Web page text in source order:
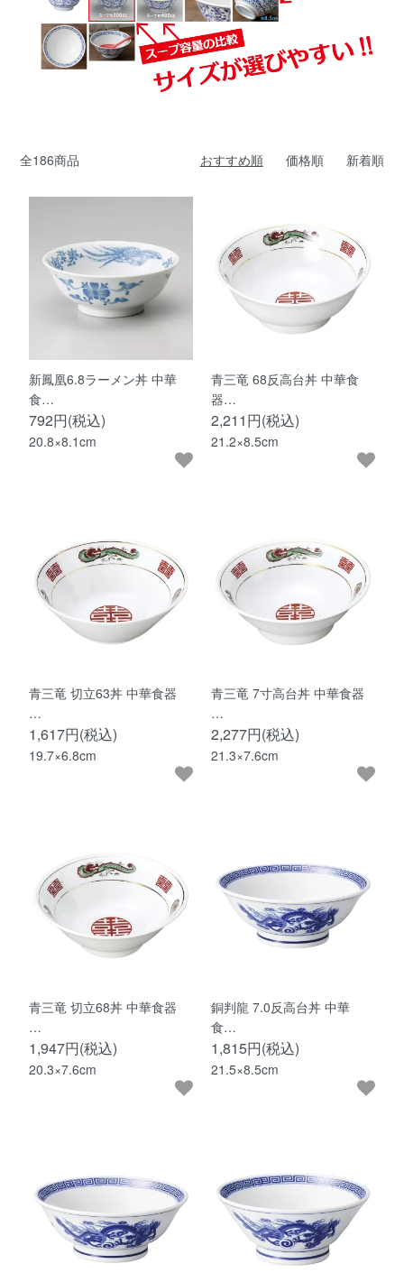
全186商品 おすすめ順 価格順 新着順
新鳳凰6.8ラーメン丼 中華
食…
792円(税込)
20.8×8.1cm
青三竜 68反高台丼 中華食
器…
2,211円(税込)
21.2×8.5cm
青三竜 切立63丼 中華食器
…
1,617円(税込)
19.7×6.8cm
青三竜 7寸高台丼 中華食器
…
2,277円(税込)
21.3×7.6cm
青三竜 切立68丼 中華食器
…
1,947円(税込)
20.3×7.6cm
銅判龍 7.0反高台丼 中華
食…
1,815円(税込)
21.5×8.5cm